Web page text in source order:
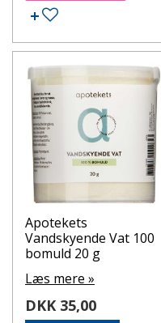
Tilføj til ønskeseddel
Apotekets
Vandskyende Vat 100
bomuld 20 g
Læs mere »
DKK 35,00